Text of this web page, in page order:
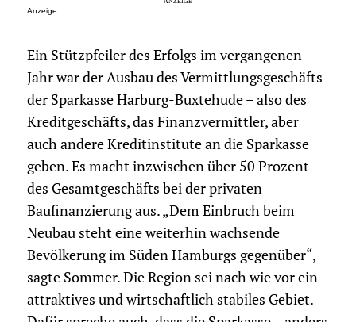
Anzeige
Ein Stützpfeiler des Erfolgs im vergangenen
Jahr war der Ausbau des Vermittlungsgeschäfts
der Sparkasse Harburg-Buxtehude – also des
Kreditgeschäfts, das Finanzvermittler, aber
auch andere Kreditinstitute an die Sparkasse
geben. Es macht inzwischen über 50 Prozent
des Gesamtgeschäfts bei der privaten
Baufinanzierung aus. „Dem Einbruch beim
Neubau steht eine weiterhin wachsende
Bevölkerung im Süden Hamburgs gegenüber“,
sagte Sommer. Die Region sei nach wie vor ein
attraktives und wirtschaftlich stabiles Gebiet.